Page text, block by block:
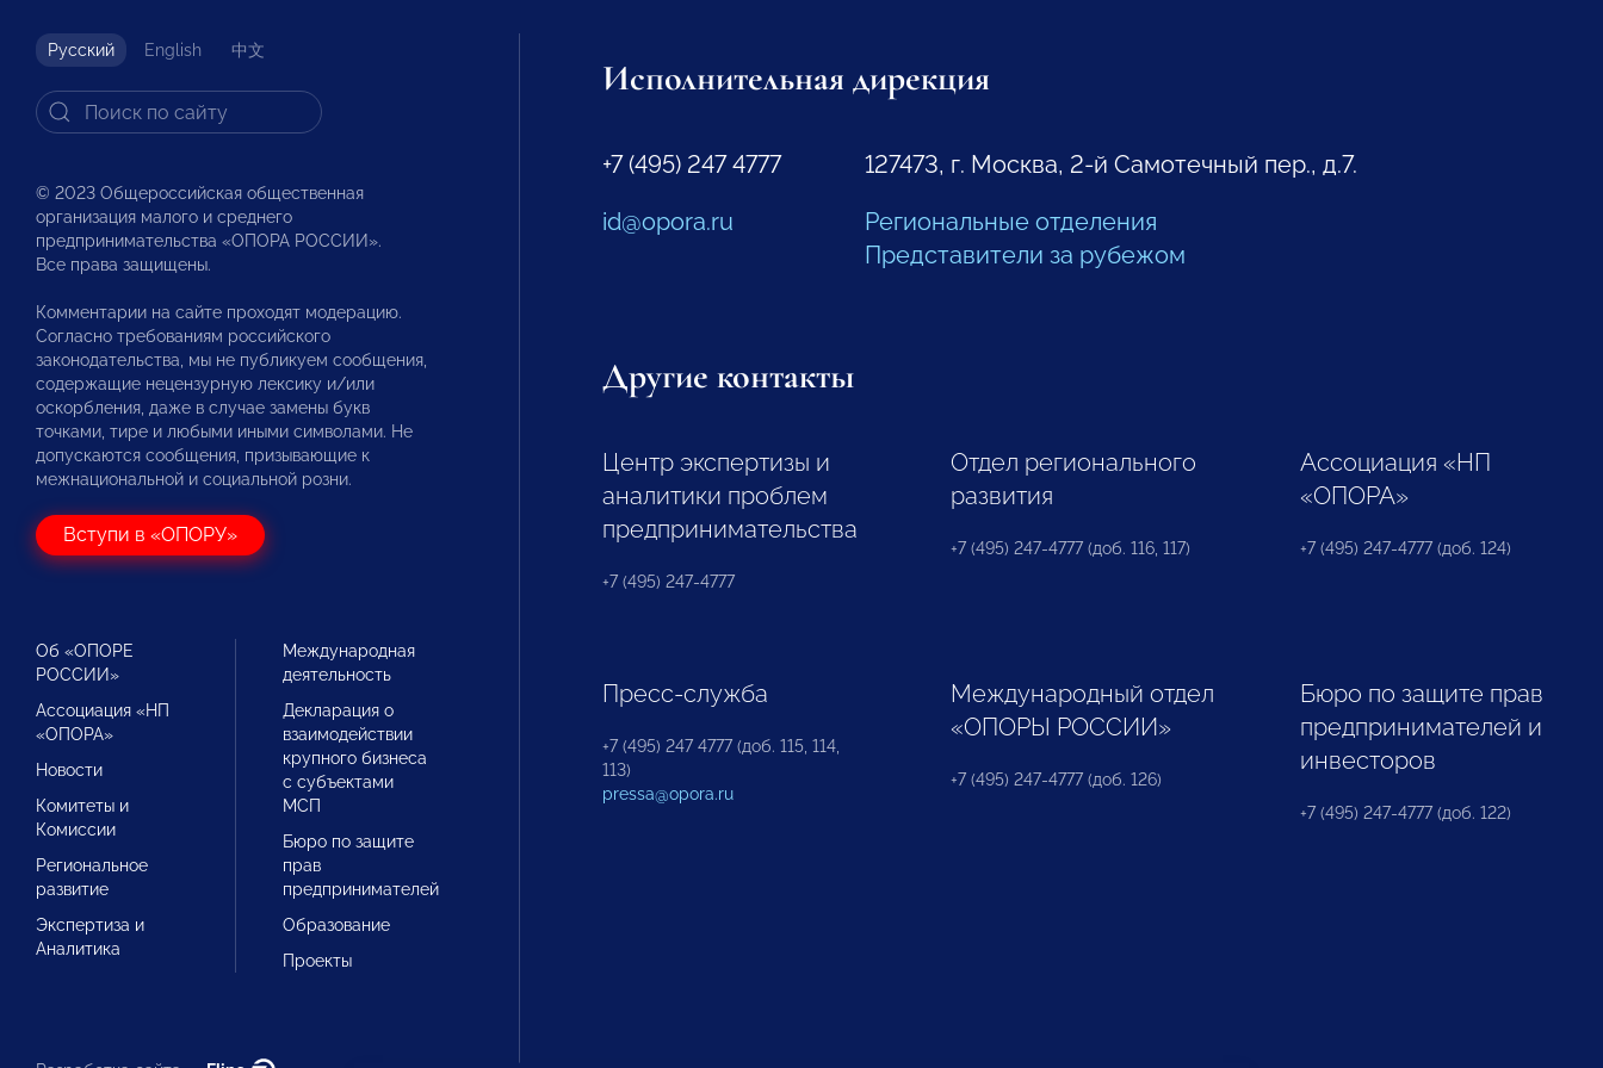
Русский English 中文
© 2023 Общероссийская общественная
организация малого и среднего
предпринимательства «ОПОРА РОССИИ».
Все права защищены.
Комментарии на сайте проходят модерацию.
Согласно требованиям российского
законодательства, мы не публикуем сообщения,
содержащие нецензурную лексику и/или
оскорбления, даже в случае замены букв
точками, тире и любыми иными символами. Не
допускаются сообщения, призывающие к
межнациональной и социальной розни.
Вступи в «ОПОРУ»
Об «ОПОРЕ
РОССИИ»
Ассоциация «НП
«ОПОРА»
Новости
Комитеты и
Комиссии
Региональное
развитие
Экспертиза и
Аналитика
Международная
деятельность
Декларация о
взаимодействии
крупного бизнеса
с субъектами
МСП
Бюро по защите
прав
предпринимателей
Образование
Проекты
Исполнительная дирекция
+7 (495) 247 4777
id@opora.ru
127473, г. Москва, 2-й Самотечный пер., д.7.
Региональные отделения
Представители за рубежом
Другие контакты
Центр экспертизы и
аналитики проблем
предпринимательства
+7 (495) 247-4777
Отдел регионального
развития
+7 (495) 247-4777 (доб. 116, 117)
Ассоциация «НП
«ОПОРА»
+7 (495) 247-4777 (доб. 124)
Пресс-служба
+7 (495) 247 4777 (доб. 115, 114,
113)
pressa@opora.ru
Международный отдел
«ОПОРЫ РОССИИ»
+7 (495) 247-4777 (доб. 126)
Бюро по защите прав
предпринимателей и
инвесторов
+7 (495) 247-4777 (доб. 122)